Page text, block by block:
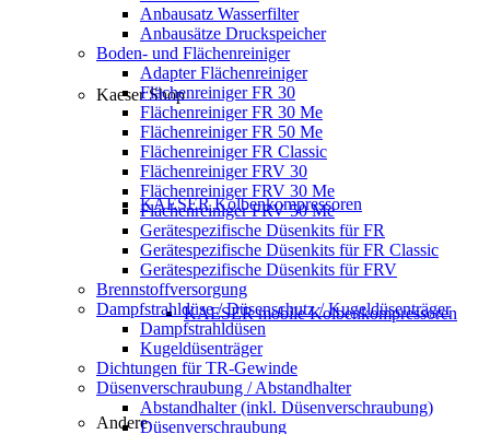
Kaeser Shop
KAESER Kolbenkompressoren
KAESER mobile Kolbenkompressoren
Andere
Anbausatz Wasserfilter
Anbausätze Druckspeicher
Boden- und Flächenreiniger
Adapter Flächenreiniger
Flächenreiniger FR 30
Flächenreiniger FR 30 Me
Flächenreiniger FR 50 Me
Flächenreiniger FR Classic
Flächenreiniger FRV 30
Flächenreiniger FRV 30 Me
Flächenreiniger FRV 50 Me
Gerätespezifische Düsenkits für FR
Gerätespezifische Düsenkits für FR Classic
Gerätespezifische Düsenkits für FRV
Brennstoffversorgung
Dampfstrahldüse / Düsenschutz / Kugeldüsenträger
Dampfstrahldüsen
Kugeldüsenträger
Dichtungen für TR-Gewinde
Düsenverschraubung / Abstandhalter
Abstandhalter (inkl. Düsenverschraubung)
Düsenverschraubung